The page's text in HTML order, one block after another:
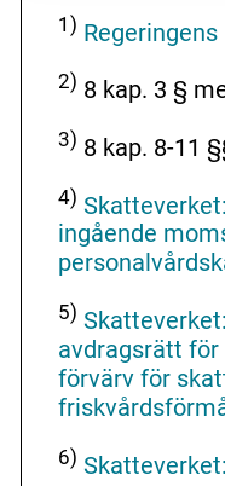
1)
2) 8 kap. 3 §
3) 8 kap. 8-11
4)
ingående
5)
avdragsrätt
förvärv för
6)